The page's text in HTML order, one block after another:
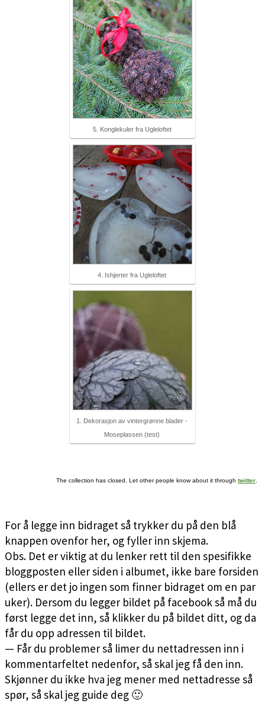
5. Konglekuler fra Ugleloftet
4. Ishjerter fra Ugleloftet
1. Dekorasjon av vintergrønne blader -
Moseplassen (test)
The collection has closed. Let other people know about it through twitter
For å legge inn bidraget så trykker du på den blå
knappen ovenfor her, og fyller inn skjema.
Obs. Det er viktig at du lenker rett til den spesifikke
bloggposten eller siden i albumet, ikke bare forsiden
(ellers er det jo ingen som finner bidraget om en par
uker). Dersom du legger bildet på facebook så må du
først legge det inn, så klikker du på bildet ditt, og da
får du opp adressen til bildet.
— Får du problemer så limer du nettadressen inn i
kommentarfeltet nedenfor, så skal jeg få den inn.
Skjønner du ikke hva jeg mener med nettadresse så
spør, så skal jeg guide deg 🙂